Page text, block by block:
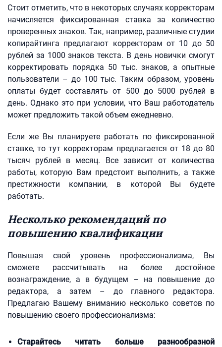
Стоит отметить, что в некоторых случаях корректорам
начисляется фиксированная ставка за количество
проверенных знаков. Так, например, различные студии
копирайтинга предлагают корректорам от 10 до 50
рублей за 1000 знаков текста. В день новички смогут
корректировать порядка 50 тыс. знаков, а опытные
пользователи – до 100 тыс. Таким образом, уровень
оплаты будет составлять от 500 до 5000 рублей в
день. Однако это при условии, что Ваш работодатель
может предложить такой объем ежедневно.
Если же Вы планируете работать по фиксированной
ставке, то тут корректорам предлагается от 18 до 80
тысяч рублей в месяц. Все зависит от количества
работы, которую Вам предстоит выполнить, а также
престижности компании, в которой Вы будете
работать.
Несколько рекомендаций по
повышению квалификации
Повышая свой уровень профессионализма, Вы
сможете рассчитывать на более достойное
вознаграждение, а в будущем – на повышение до
редактора, а затем – до главного редактора.
Предлагаю Вашему вниманию несколько советов по
повышению своего профессионализма:
Старайтесь читать больше разнообразной